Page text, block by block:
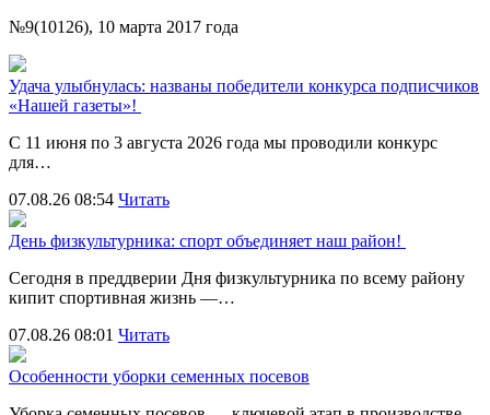
№9(10126), 10 марта 2017 года
Удача улыбнулась: названы победители конкурса подписчиков
«Нашей газеты»!
С 11 июня по 3 августа 2026 года мы проводили конкурс
для…
07.08.26 08:54 Читать
День физкультурника: спорт объединяет наш район!
Сегодня в преддверии Дня физкультурника по всему району
кипит спортивная жизнь —…
07.08.26 08:01 Читать
Особенности уборки семенных посевов